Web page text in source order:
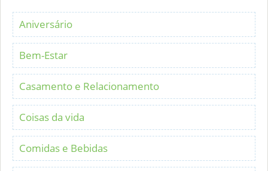
Aniversário
Bem-Estar
Casamento e Relacionamento
Coisas da vida
Comidas e Bebidas